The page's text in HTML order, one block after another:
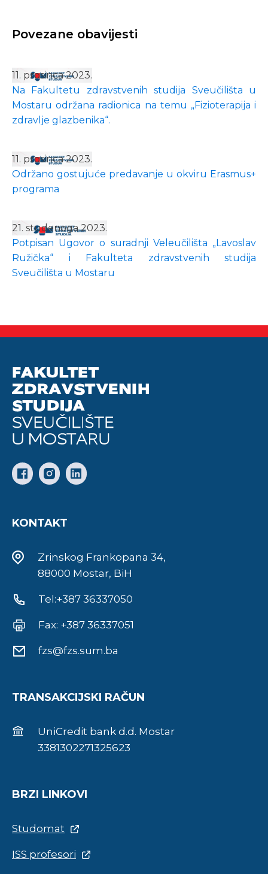
Povezane obavijesti
11. prosinca 2023.
Na Fakultetu zdravstvenih studija Sveučilišta u
Mostaru održana radionica na temu „Fizioterapija i
zdravlje glazbenika“.
11. prosinca 2023.
Održano gostujuće predavanje u okviru Erasmus+
programa
21. studenoga 2023.
Potpisan Ugovor o suradnji Veleučilišta „Lavoslav
Ružička“ i Fakulteta zdravstvenih studija
Sveučilišta u Mostaru
KONTAKT
Zrinskog Frankopana 34,
88000 Mostar, BiH
Tel:+387 36337050
Fax: +387 36337051
fzs@fzs.sum.ba
TRANSAKCIJSKI RAČUN
UniCredit bank d.d. Mostar
3381302271325623
BRZI LINKOVI
Studomat
ISS profesori